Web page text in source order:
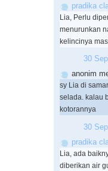
pradika
Lia, Perlu
menurunkan
kelincinya
30
anonim
sy Lia di
selada. kalau
kotorannya
30
pradika
Lia, ada
diberikan air